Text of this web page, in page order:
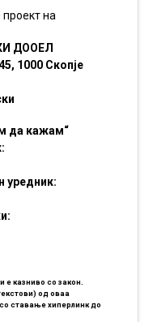
на
ДООЕЛ
1000 Скопје
да кажам“
уредник:
е казниво со закон.
од оваа
ставање хиперлинк до